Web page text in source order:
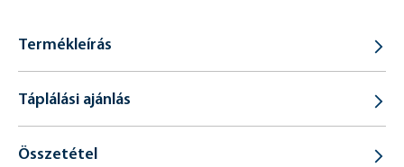
Termékleírás
Táplálási ajánlás
Összetétel